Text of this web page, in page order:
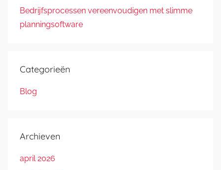
Bedrijfsprocessen vereenvoudigen met slimme
planningsoftware
Categorieën
Blog
Archieven
april 2026